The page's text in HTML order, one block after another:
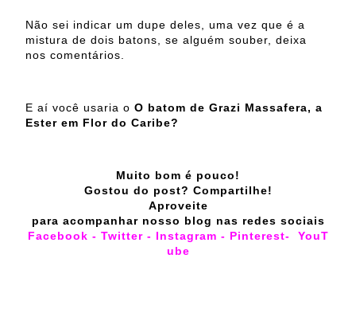
Não sei indicar um dupe deles, uma vez que é a
mistura de dois batons, se alguém souber, deixa
nos comentários.
E aí você usaria o O batom de Grazi Massafera, a
Ester em Flor do Caribe?
Muito bom é pouco!
Gostou do post? Compartilhe!
Aproveite
para acompanhar nosso blog nas redes sociais
Facebook - Twitter- Instagram - Pinterest-
YouT
ube